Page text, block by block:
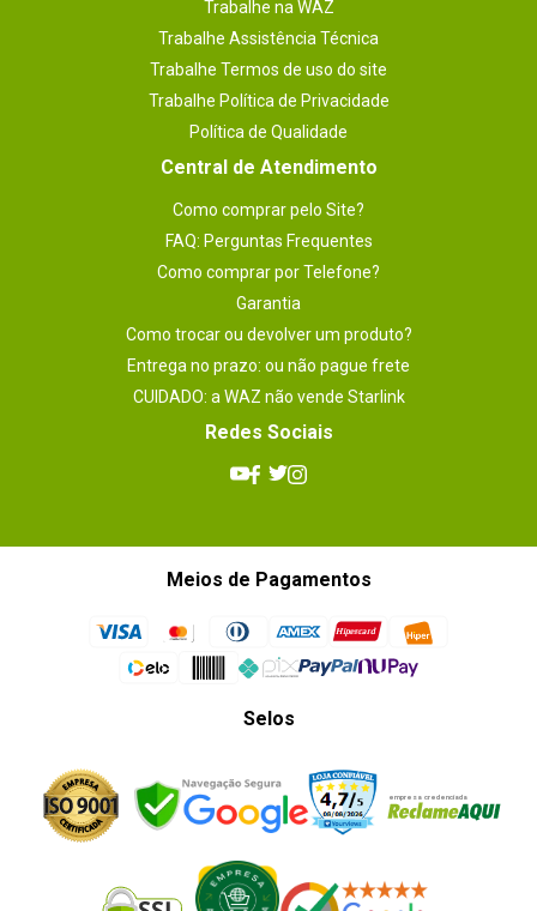
Trabalhe na WAZ
Trabalhe Assistência Técnica
Trabalhe Termos de uso do site
Trabalhe Política de Privacidade
Política de Qualidade
Central de Atendimento
Como comprar pelo Site?
FAQ: Perguntas Frequentes
Como comprar por Telefone?
Garantia
Como trocar ou devolver um produto?
Entrega no prazo: ou não pague frete
CUIDADO: a WAZ não vende Starlink
Redes Sociais
Meios de Pagamentos
Selos